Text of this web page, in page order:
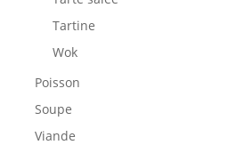
Tartine
Wok
Poisson
Soupe
Viande